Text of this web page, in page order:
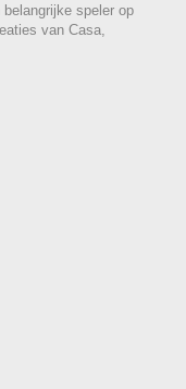
speler op
van Casa,